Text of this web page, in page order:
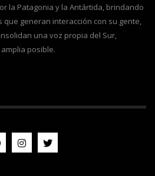
la Patagonia y la Antártida, brindando
generan interacción con su gente,
una voz propia del Sur,
posible.